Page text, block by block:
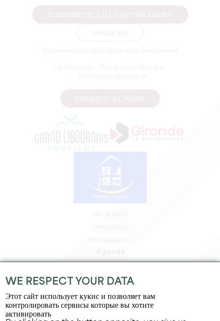
Зона для участников
Вакансии и стажировки
WE RESPECT YOUR DATA
Этот сайт использует кукис и позволяет вам
контролировать сервисы которые вы хотите
активировать